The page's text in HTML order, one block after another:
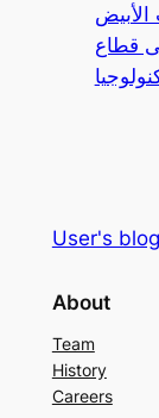
الأبيض
قطاع
User's blog
About
Team
History
Careers